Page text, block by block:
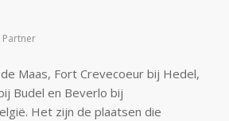
Partner
Maas, Fort Crevecoeur bij Hedel,
Budel en Beverlo bij
Het zijn de plaatsen die